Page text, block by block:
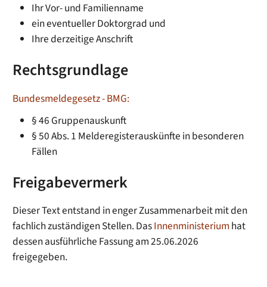
Ihr Vor- und Familienname
ein eventueller Doktorgrad und
Ihre derzeitige Anschrift
Rechtsgrundlage
Bundesmeldegesetz - BMG:
§ 46 Gruppenauskunft
§ 50 Abs. 1 Melderegisterauskünfte in besonderen
Fällen
Freigabevermerk
Dieser Text entstand in enger Zusammenarbeit mit den
fachlich zuständigen Stellen. DasInnenministerium hat
dessen ausführliche Fassung am 25.06.2026
freigegeben.